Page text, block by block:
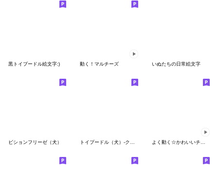
黒トイプードル絵文字:) 動く！マルチーズ いぬたちの日常絵文字
ビションフリーゼ（犬） トイプードル（犬）-クリーム よく動く☆かわいいチワワ犬の絵文字